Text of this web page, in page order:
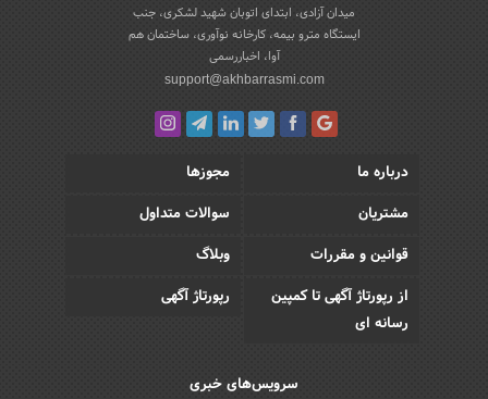
میدان آزادی، ابتدای اتوبان شهید لشکری، جنب
ایستگاه مترو بیمه، کارخانه نوآوری، ساختمان هم
آوا، اخباررسمی
support@akhbarrasmi.com
درباره ما
مجوزها
مشتریان
سوالات متداول
قوانین و مقررات
وبلاگ
از رپورتاژ آگهی تا کمپین
رسانه ای
رپورتاژ آگهی
سرویس‌های خبری